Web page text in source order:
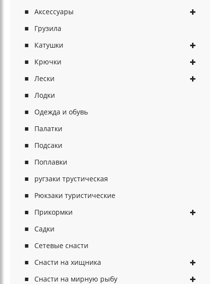
Аксессуары
Грузила
Катушки
Крючки
Лески
Лодки
Одежда и обувь
Палатки
Подсаки
Поплавки
ругзаки трустическая
Рюкзаки туристические
Прикормки
Садки
Сетевые снасти
Снасти на хищника
Снасти на мирную рыбу